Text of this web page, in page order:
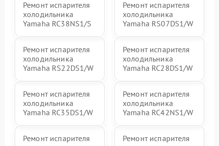
Ремонт испарителя
холодильника
Yamaha RC38NS1/S
Ремонт испарителя
холодильника
Yamaha RS07DS1/W
Ремонт испарителя
холодильника
Yamaha RS22DS1/W
Ремонт испарителя
холодильника
Yamaha RC28DS1/W
Ремонт испарителя
холодильника
Yamaha RC35DS1/W
Ремонт испарителя
холодильника
Yamaha RC42NS1/W
Ремонт испарителя
Ремонт испарителя